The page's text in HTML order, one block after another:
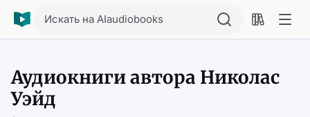
Искать на AIaudiobooks
Аудиокниги автора Николас
Уэйд